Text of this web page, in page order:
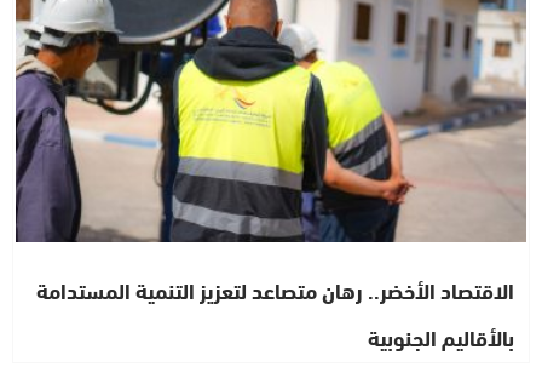
الاقتصاد الأخضر.. رهان متصاعد لتعزيز التنمية المستدامة
بالأقاليم الجنوبية